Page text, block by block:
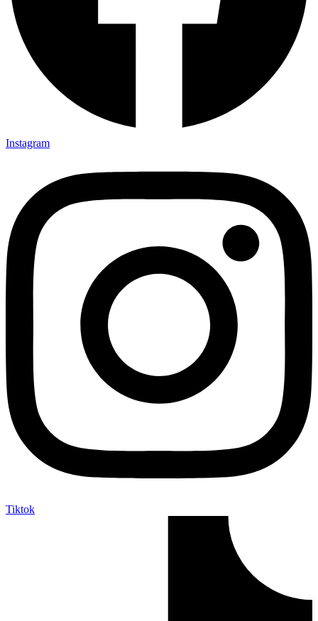
Instagram
Tiktok